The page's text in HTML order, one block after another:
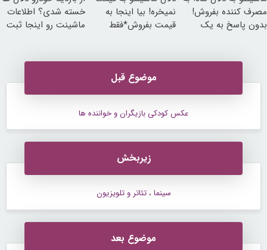
مصرف کننده بفروش!
بدون پاسخ به یک
نمیخره! بیا اینجا به
قیمت بفروش*فقط
خسته شدی؟ اطلاعات
ماشینت رو اینجا ثبت
موضوع قبل
عکس کودکی بازیگران و خواننده ها
زیربخش
سینما ، تئاتر و تلویزیون
موضوع بعد